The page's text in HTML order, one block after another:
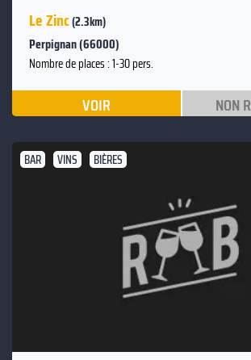
Le Zinc(2.3km)
Perpignan (66000)
Nombre de places : 1-30 pers.
VOIR NON
BAR VINS BIÈRES